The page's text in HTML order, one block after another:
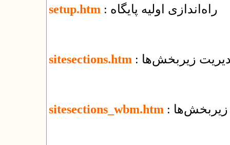
setup.htm : راه‌اندازی اولیه پایگاه
sitesections.htm زیربخش‌ها
sitesections_wbm.htm زیربخش‌ها